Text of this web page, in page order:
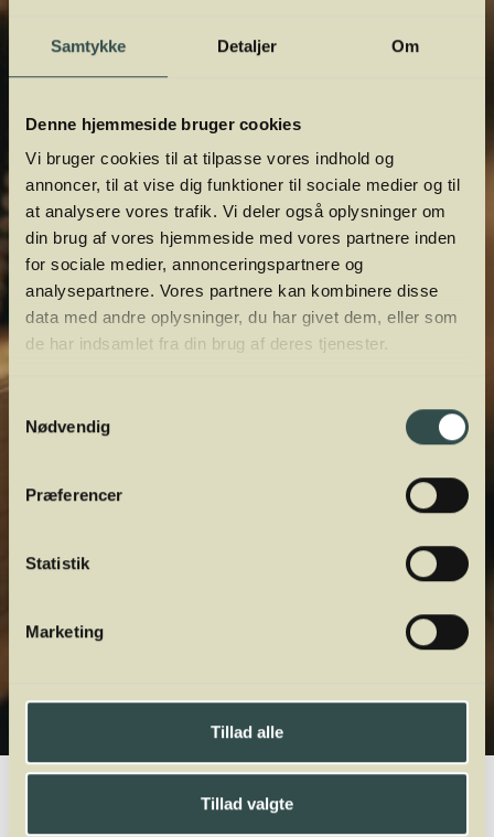
Samtykke Detaljer Om
Denne hjemmeside bruger cookies
Vi bruger cookies til at tilpasse vores indhold og
annoncer, til at vise dig funktioner til sociale medier og til
at analysere vores trafik. Vi deler også oplysninger om
din brug af vores hjemmeside med vores partnere inden
for sociale medier, annonceringspartnere og
analysepartnere. Vores partnere kan kombinere disse
data med andre oplysninger, du har givet dem, eller som
de har indsamlet fra din brug af deres tjenester.
Nødvendig
Præferencer
Statistik
Marketing
Tillad alle
Tillad valgte